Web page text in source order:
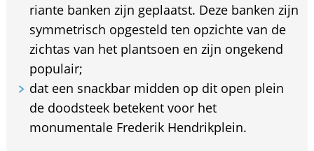
riante banken zijn geplaatst. Deze banken zijn
symmetrisch opgesteld ten opzichte van de
zichtas van het plantsoen en zijn ongekend
populair;
dat een snackbar midden op dit open plein
de doodsteek betekent voor het
monumentale Frederik Hendrikplein.